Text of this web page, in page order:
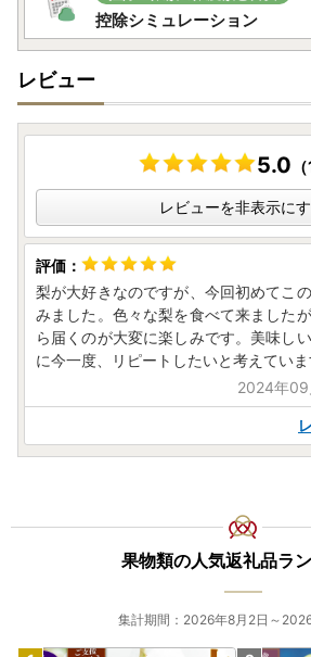
控除シミュレーション
レビュー
5.0
レビューを非表示に
梨が大好きなのですが、今回初めてこ
みました。色々な梨を食べて来ました
ら届くのが大変に楽しみです。美味し
に今一度、リピートしたいと考えていま
2024年
果物類の人気返礼品ラ
集計期間：2026年8月2日～